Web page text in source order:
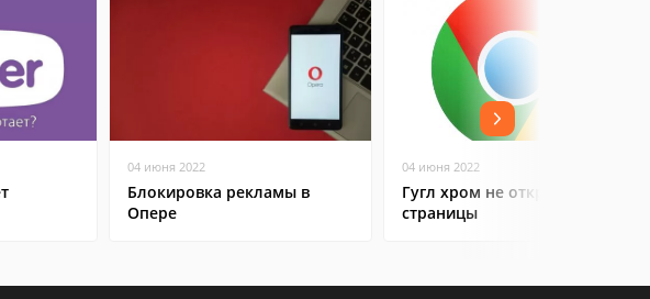
04 июня 2022
Блокировка рекламы в
Опере
04 июня 2022
Гугл хром не открывает
страницы